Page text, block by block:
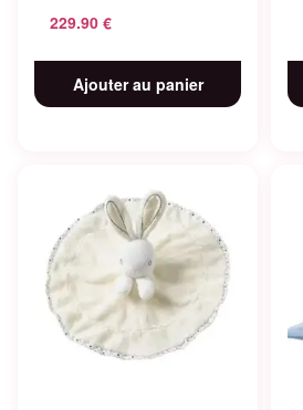
229.90 €
Ajouter au panier